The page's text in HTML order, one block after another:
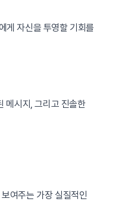
게 자신을 투영할 기회를
메시지, 그리고 진솔한
여주는 가장 실질적인